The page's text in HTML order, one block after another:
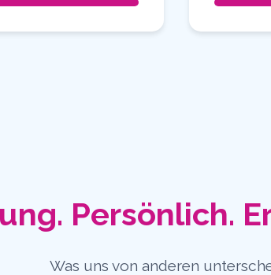
Persönlich.
Was uns von anderen